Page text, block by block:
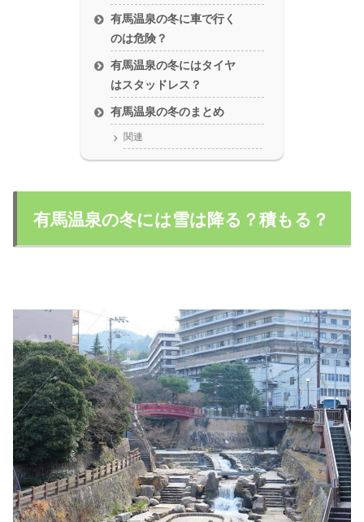
有馬温泉の冬に車で行く
のは危険？
有馬温泉の冬にはタイヤ
はスタッドレス？
有馬温泉の冬のまとめ
関連
有馬温泉の冬には雪は降る？積もる？